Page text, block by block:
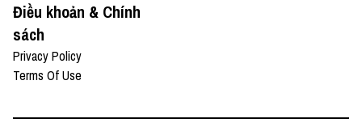
Điều khoản & Chính
sách
Privacy Policy
Terms Of Use